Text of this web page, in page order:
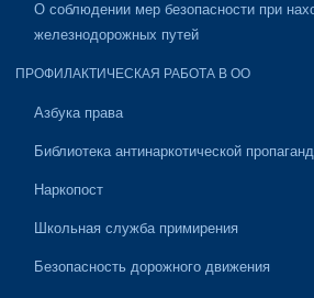
О соблюдении мер безопасности при
железнодорожных путей
ПРОФИЛАКТИЧЕСКАЯ РАБОТА В ОО
Азбука права
Библиотека антинаркотической
Наркопост
Школьная служба примирения
Безопасность дорожного движения